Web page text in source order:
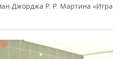
Джорджа Р. Р. Мартина «Игра